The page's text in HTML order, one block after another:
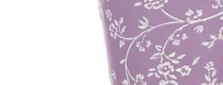
Predsieň, šatník a chodba
STOLOVANIE A
Jedálenský servis
Príbory
Hrnce
Predsieňové
Kúpeľňové
Jedálenské
Záhradné